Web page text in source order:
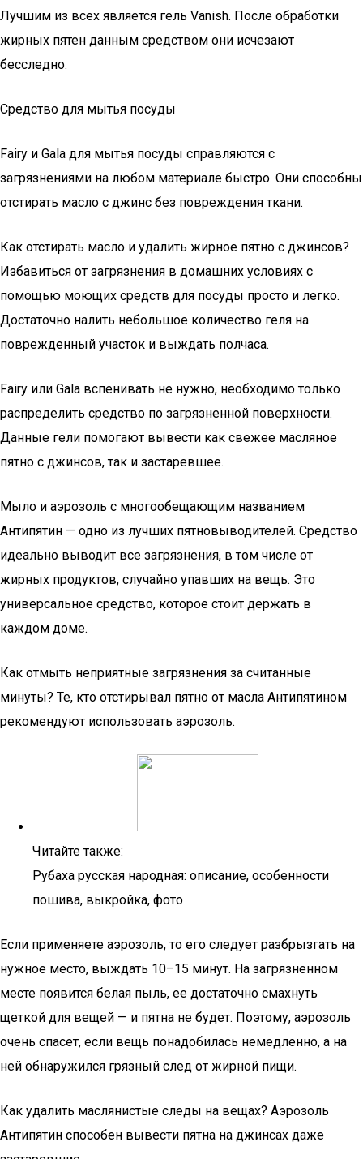
Лучшим из всех является гель Vanish. После обработки
жирных пятен данным средством они исчезают
бесследно.
Средство для мытья посуды
Fairy и Gala для мытья посуды справляются с
загрязнениями на любом материале быстро. Они способны
отстирать масло с джинс без повреждения ткани.
Как отстирать масло и удалить жирное пятно с джинсов?
Избавиться от загрязнения в домашних условиях с
помощью моющих средств для посуды просто и легко.
Достаточно налить небольшое количество геля на
поврежденный участок и выждать полчаса.
Fairy или Gala вспенивать не нужно, необходимо только
распределить средство по загрязненной поверхности.
Данные гели помогают вывести как свежее масляное
пятно с джинсов, так и застаревшее.
Мыло и аэрозоль с многообещающим названием
Антипятин — одно из лучших пятновыводителей. Средство
идеально выводит все загрязнения, в том числе от
жирных продуктов, случайно упавших на вещь. Это
универсальное средство, которое стоит держать в
каждом доме.
Как отмыть неприятные загрязнения за считанные
минуты? Те, кто отстирывал пятно от масла Антипятином
рекомендуют использовать аэрозоль.
Читайте также:
Рубаха русская народная: описание, особенности
пошива, выкройка, фото
Если применяете аэрозоль, то его следует разбрызгать на
нужное место, выждать 10–15 минут. На загрязненном
месте появится белая пыль, ее достаточно смахнуть
щеткой для вещей — и пятна не будет. Поэтому, аэрозоль
очень спасет, если вещь понадобилась немедленно, а на
ней обнаружился грязный след от жирной пищи.
Как удалить маслянистые следы на вещах? Аэрозоль
Антипятин способен вывести пятна на джинсах даже